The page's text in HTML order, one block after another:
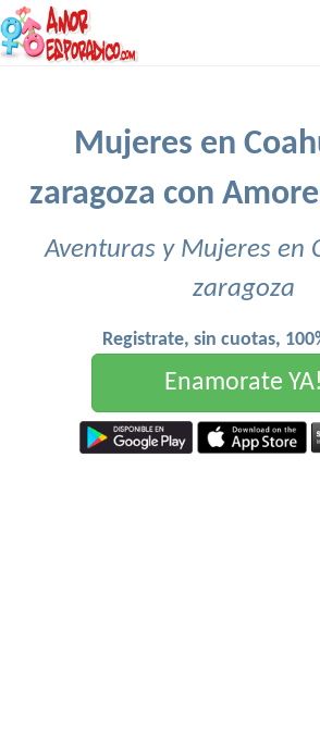
Mujeres en
zaragoza con
Aventuras y Mujeres en
zaragoza
Registrate, sin cuotas,
Enamorate YA!